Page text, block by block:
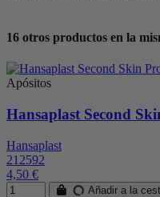
16 otros productos en la
Apósitos
Hansaplast Second
Hansaplast
212592
4,50 €
Añadir a la